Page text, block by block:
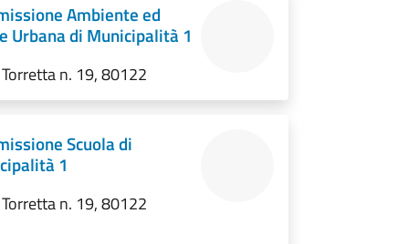
Ambiente ed
Urbana di Municipalità 1
n. 19, 80122
Scuola di
1
n. 19, 80122